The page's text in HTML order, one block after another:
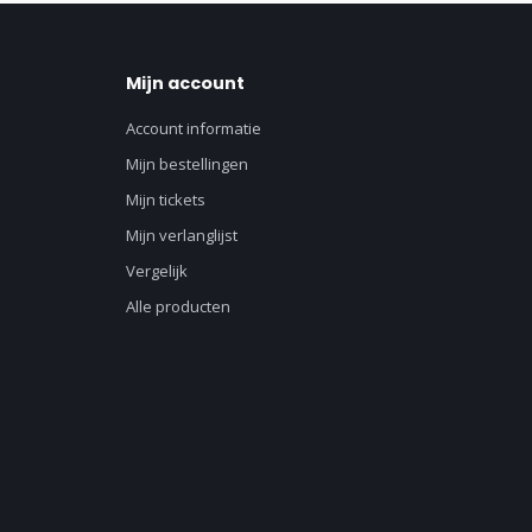
Mijn account
Account informatie
Mijn bestellingen
Mijn tickets
Mijn verlanglijst
Vergelijk
Alle producten